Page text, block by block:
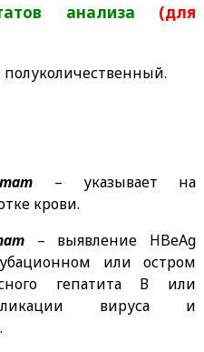
анализа (для
полуколичественный.
– указывает на
крови.
– выявление HBeAg
или остром
гепатита В или
вируса и